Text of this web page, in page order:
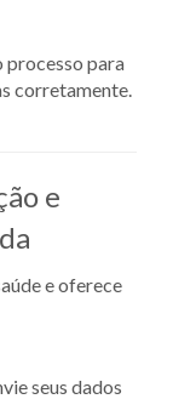
processo para
corretamente.
e
e oferece
seus dados